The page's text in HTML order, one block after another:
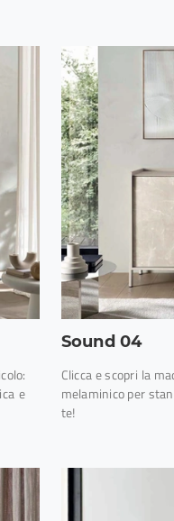
e
Sound 04
Clicca e scopri la
melaminico per
te!